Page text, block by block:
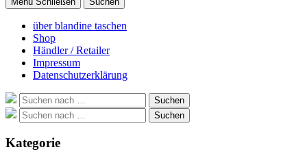
über blandine taschen
Shop
Händler / Retailer
Impressum
Datenschutzerklärung
Suche
nach:
Suchen
Suche
nach:
Suchen
Kategorie